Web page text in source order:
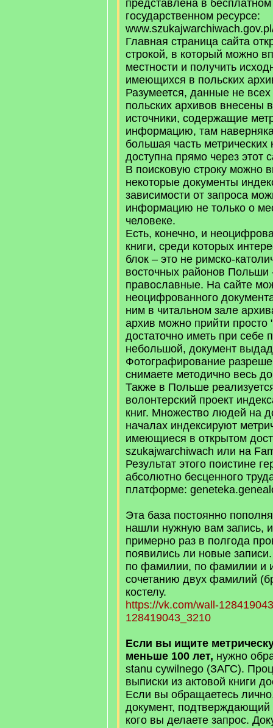
представлена в
государственном ресурсе:
Главная страница сайта
строкой, в который можно
местности и получить
имеющихся в польских
Разумеется, данные не
польских архивов внесены
источники, содержащие
информацию, там
большая часть
доступна прямо через этот
В поисковую строку можно
некоторые документы
зависимости от запроса
информацию не только о
человеке.
Есть, конечно, и
книги, среди которых
блок – это не римско-
восточных районов Польши
православные. На сайте
неоцифрованного
ним в читальном зале
архив можно прийти просто
достаточно иметь при себе
небольшой, документ
Фотографирование
снимаете методично весь
Также в Польше
волонтерский проект
книг. Множество людей на
началах индексируют
имеющиеся в открытом
szukajwarchiwach или на
Результат этого поистине
абсолютно бесценного
платформе:
Эта база постоянно
нашли нужную вам запись,
примерно раз в полгода
появились ли новые
по фамилии, по фамилии и
сочетанию двух фамилий
костелу.
https://vk.com/wall-
128419043_3210
Если вы ищите
меньше 100 лет, нужно
stanu cywilnego (ЗАГС).
выписки из актовой книги
Если вы обращаетесь
документ, подтверждающий
кого вы делаете запрос.